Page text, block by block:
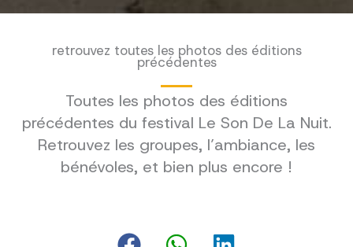
retrouvez toutes les photos des éditions
précédentes
Toutes les photos des éditions
précédentes du festival Le Son De La Nuit.
Retrouvez les groupes, l’ambiance, les
bénévoles, et bien plus encore !